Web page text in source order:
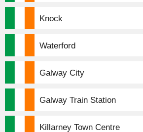
Knock
Waterford
Galway City
Galway Train Station
Killarney Town Centre